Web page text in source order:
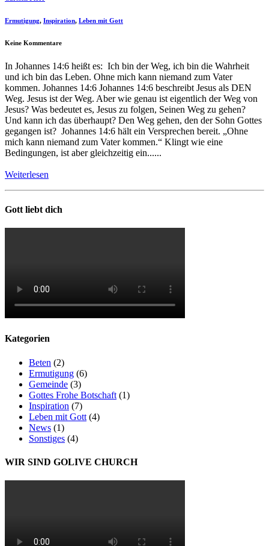
Ermutigung, Inspiration, Leben mit Gott
Keine Kommentare
In Johannes 14:6 heißt es: Ich bin der Weg, ich bin die Wahrheit
und ich bin das Leben. Ohne mich kann niemand zum Vater
kommen. Johannes 14:6 Johannes 14:6 beschreibt Jesus als DEN
Weg. Jesus ist der Weg. Aber wie genau ist eigentlich der Weg von
Jesus? Was bedeutet es, Jesus zu folgen, Seinen Weg zu gehen?
Und kann ich das überhaupt? Den Weg gehen, den der Sohn Gottes
gegangen ist? Johannes 14:6 hält ein Versprechen bereit. „Ohne
mich kann niemand zum Vater kommen.“ Klingt wie eine
Bedingungen, ist aber gleichzeitig ein......
Weiterlesen
Gott liebt dich
Kategorien
Beten (2)
Ermutigung (6)
Gemeinde (3)
Gottes Frohe Botschaft (1)
Inspiration (7)
Leben mit Gott (4)
News (1)
Sonstiges (4)
WIR SIND GOLIVE CHURCH